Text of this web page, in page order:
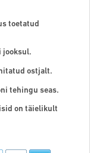
toetatud
jooksul.
ostjalt.
tehingu seas.
on täielikult